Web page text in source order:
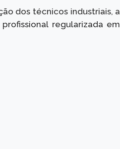
dos técnicos industriais, a
regularizada em